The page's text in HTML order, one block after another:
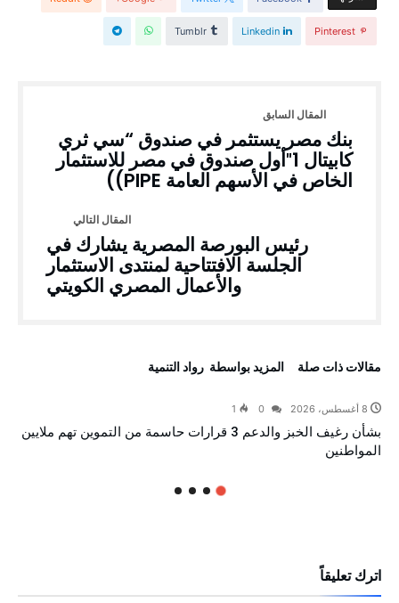
Pinterest
Linkedin
Tumblr
بنك مصر يستثمر في صندوق “سي ثري
كابيتال 1″أول صندوق في مصر للاستثمار
الخاص في الأسهم العامة PIPE))
رئيس البورصة المصرية يشارك في
الجلسة الافتتاحية لمنتدى الاستثمار
والأعمال المصري الكويتي
‫مقالات ذات صلة‬ ‫‫المزيد بواسطة‬ ‬ رواد التنمية
8 أغسطس، 2026 1
بشأن رغيف الخبز والدعم 3 قرارات حاسمة من التموين تهم ملايين
المواطنين
اترك تعليقاً